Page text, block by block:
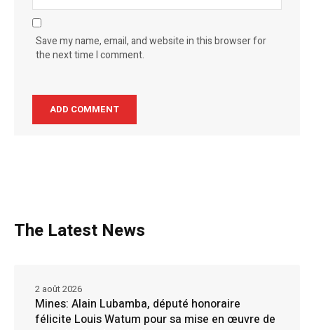
Save my name, email, and website in this browser for
the next time I comment.
The Latest News
Mines: Alain Lubamba, député honoraire
félicite Louis Watum pour sa mise en œuvre de
2 août 2026